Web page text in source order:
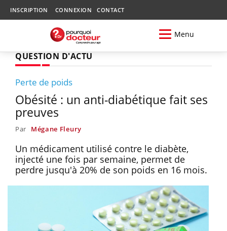
INSCRIPTION CONNEXION CONTACT
Menu
QUESTION D'ACTU
Perte de poids
Obésité : un anti-diabétique fait ses
preuves
Par Mégane Fleury
Un médicament utilisé contre le diabète,
injecté une fois par semaine, permet de
perdre jusqu'à 20% de son poids en 16 mois.